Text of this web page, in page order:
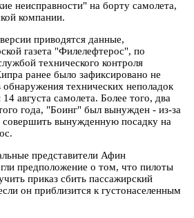
неисправности" на борту самолета,
компании.
приводятся данные,
газета "Филелефтерос", по
технического контроля
ранее было зафиксировано не
технических неполадок
августа самолета. Более того, два
года, "Боинг" был вынужден - из-за
совершить вынужденную посадку на
представители Афин
предположение о том, что пилоты
приказ сбить пассажирский
он приблизится к густонаселенным